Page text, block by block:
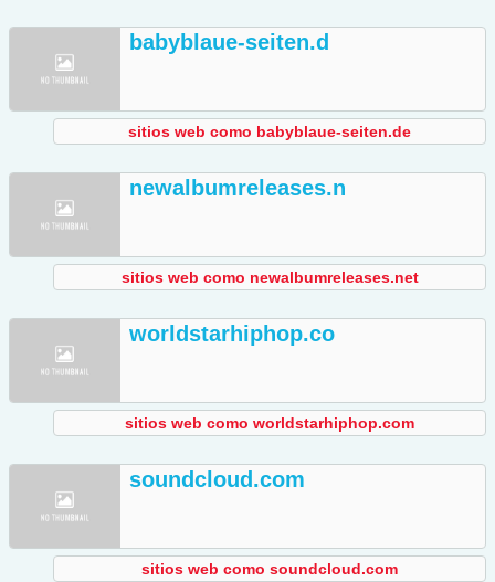
babyblaue-seiten.d
sitios web como babyblaue-seiten.de
newalbumreleases.n
sitios web como newalbumreleases.net
worldstarhiphop.co
sitios web como worldstarhiphop.com
soundcloud.com
sitios web como soundcloud.com